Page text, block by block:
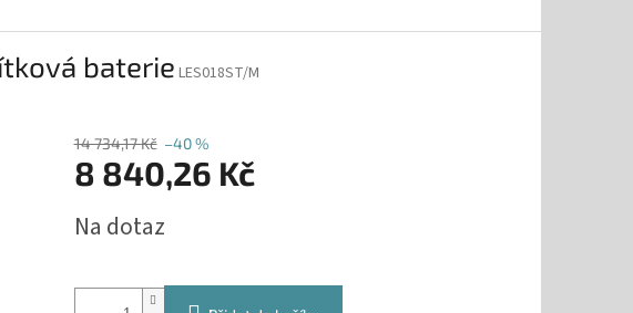
baterie LES018ST/M
14 734,17 Kč –40 %
8 840,26 Kč
cena:
Na dotaz